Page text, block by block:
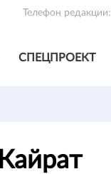
Телефон редакции:
СПЕЦПРОЕКТ